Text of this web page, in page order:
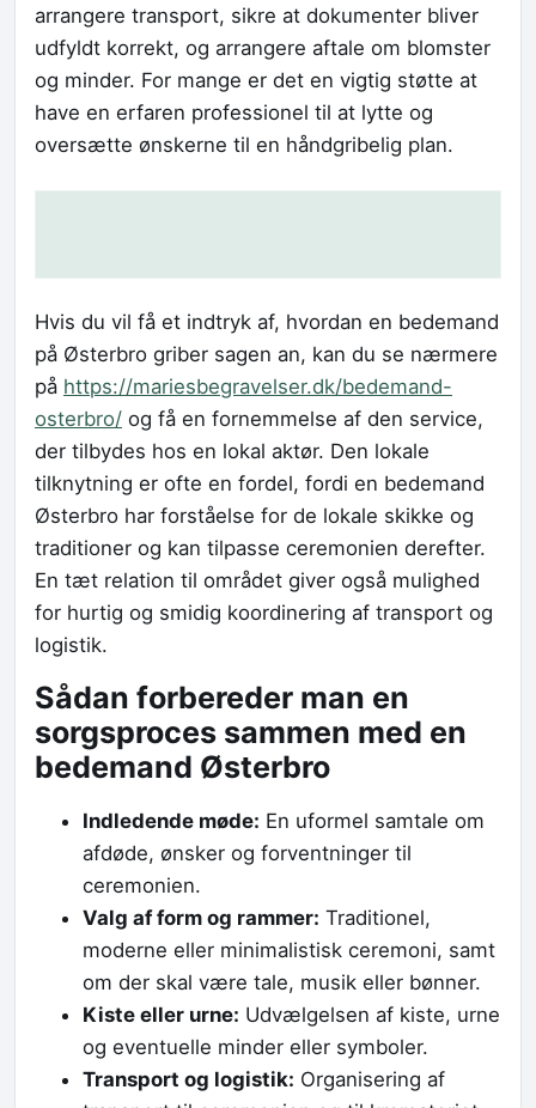
arrangere transport, sikre at dokumenter bliver
udfyldt korrekt, og arrangere aftale om blomster
og minder. For mange er det en vigtig støtte at
have en erfaren professionel til at lytte og
oversætte ønskerne til en håndgribelig plan.
Hvis du vil få et indtryk af, hvordan en bedemand
på Østerbro griber sagen an, kan du se nærmere
på https://mariesbegravelser.dk/bedemand-
osterbro/ og få en fornemmelse af den service,
der tilbydes hos en lokal aktør. Den lokale
tilknytning er ofte en fordel, fordi en bedemand
Østerbro har forståelse for de lokale skikke og
traditioner og kan tilpasse ceremonien derefter.
En tæt relation til området giver også mulighed
for hurtig og smidig koordinering af transport og
logistik.
Sådan forbereder man en
sorgsproces sammen med en
bedemand Østerbro
Indledende møde: En uformel samtale om
afdøde, ønsker og forventninger til
ceremonien.
Valg af form og rammer: Traditionel,
moderne eller minimalistisk ceremoni, samt
om der skal være tale, musik eller bønner.
Kiste eller urne: Udvælgelsen af kiste, urne
og eventuelle minder eller symboler.
Transport og logistik: Organisering af